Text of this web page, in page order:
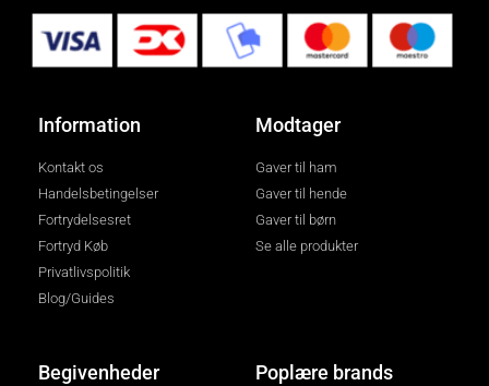
Information
Kontakt os
Handelsbetingelser
Fortrydelsesret
Fortryd Køb
Privatlivspolitik
Blog/Guides
Modtager
Gaver til ham
Gaver til hende
Gaver til børn
Se alle produkter
Begivenheder Poplære brands